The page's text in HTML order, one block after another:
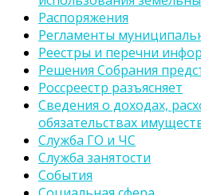
Распоряжения
Регламенты
Реестры и перечни
Решения Собрания
Россреестр разъясняет
Сведения о доходах,
обязательствах
Служба ГО и ЧС
Служба занятости
События